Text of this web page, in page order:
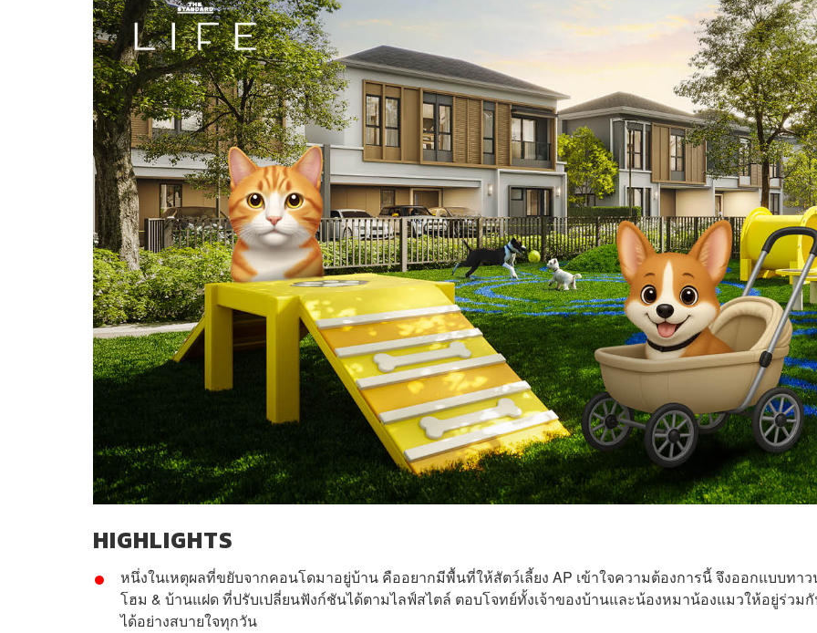
HIGHLIGHTS
หนึ่งในเหตุผลที่ขยับจากคอนโดมาอยู่บ้าน คืออยากมีพื้นที่ให้สัตว์เลี้ยง AP เข้าใจความต้องการนี้ จึงออกแบบทา
โฮม & บ้านแฝดที่ปรับเปลี่ยนฟังก์ชันได้ตามไลฟ์สไตล์ ตอบโจทย์ทั้งเจ้าของบ้านและน้องหมาน้องแมวให้อยู่ร่วม
ได้อย่างสบายใจทุกวัน